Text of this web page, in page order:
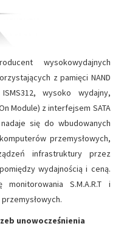
wysokowydajnych
z pamięci NAND
wysoko wydajny,
Module) z interfejsem SATA
się do wbudowanych
przemysłowych,
infrastruktury przez
wydajnością i ceną.
S.M.A.R.T i
unowocześnienia